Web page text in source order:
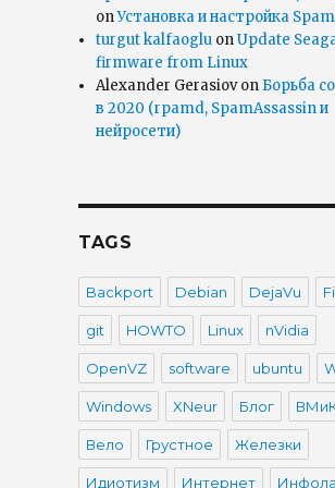
onУстановка и настройка
turgut kalfaoglu onUpdate
firmware from Linux
Alexander GerasiovonБорьба
в 2020 (rpamd, SpamAssassin и
нейросети)
TAGS
Backport Debian DejaVu
git HOWTO Linux nVidia
OpenVZ software ubuntu
Windows XNeur Блог
Вело Грустное Железки
Идиотизм Интернет